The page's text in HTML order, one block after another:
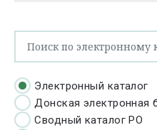
Электронный каталог
Донская электронная
Сводный каталог РО